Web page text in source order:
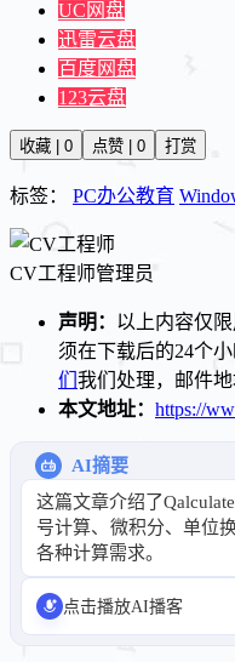
UC网盘
迅雷云盘
百度网盘
123云盘
收藏 | 0 点赞 | 0 打赏
标签： PC办公教育
CV工程师管理员
声明： 以上内容仅
须在下载后的24个
们 我们处理，邮件地
本文地址： https://
AI摘要
这篇文章介绍了
号计算、微积分、单位
各种计算需求。
点击播放AI播客